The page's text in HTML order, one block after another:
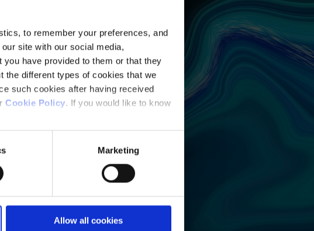
to remember your preferences, and
site with our social media,
have provided to them or that they
the different types of cookies that we
such cookies after having received
Cookie Policy. If you would like to know
Marketing
Allow all cookies